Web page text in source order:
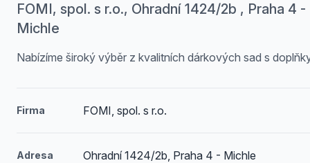
FOMI, spol. s r.o., Ohradní 1424/2b , Praha 4 -
Michle
Nabízíme široký výběr z kvalitních dárkových sad s
Firma FOMI, spol. s r.o.
Adresa Ohradní 1424/2b, Praha 4 - Michle